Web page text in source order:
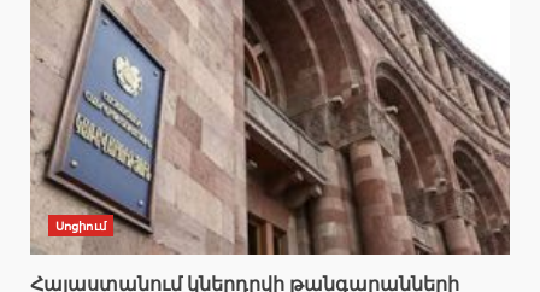
Սոցիում
Հայաստանում կներդրվի թանգարանների